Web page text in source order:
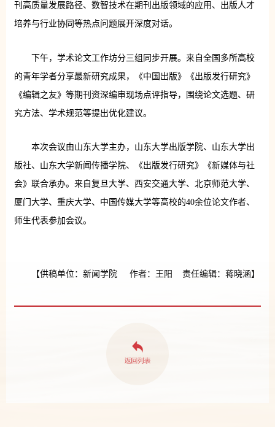
刊高质量发展路径、数智技术在期刊出版领域的应用、出版人才
培养与行业协同等热点问题展开深度对话。
下午，学术论文工作坊分三组同步开展。来自全国多所高校
的青年学者分享最新研究成果，《中国出版》《出版发行研究》
《编辑之友》等期刊资深编审现场点评指导，围绕论文选题、研
究方法、学术规范等提出优化建议。
本次会议由山东大学主办，山东大学出版学院、山东大学出
版社、山东大学新闻传播学院、《出版发行研究》《新媒体与社
会》联合承办。来自复旦大学、西安交通大学、北京师范大学、
厦门大学、重庆大学、中国传媒大学等高校的40余位论文作者、
师生代表参加会议。
【供稿单位：新闻学院 作者：王阳 责任编辑：蒋晓涵】